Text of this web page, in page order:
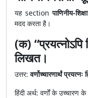
यह sectionपाणिनीय-शिक्षा
मदद करता है।
(क) “प्रयत्नोऽपि
लिखत।
उत्तर:वर्णोच्चारणार्थं प्रयत्नः
हिंदी अर्थ: वर्णों के उच्चारण